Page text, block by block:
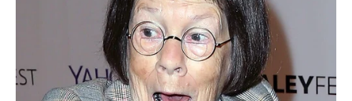
Fakta Menarik
Posisinya adalah Main Vocalist, Lead Dancer.